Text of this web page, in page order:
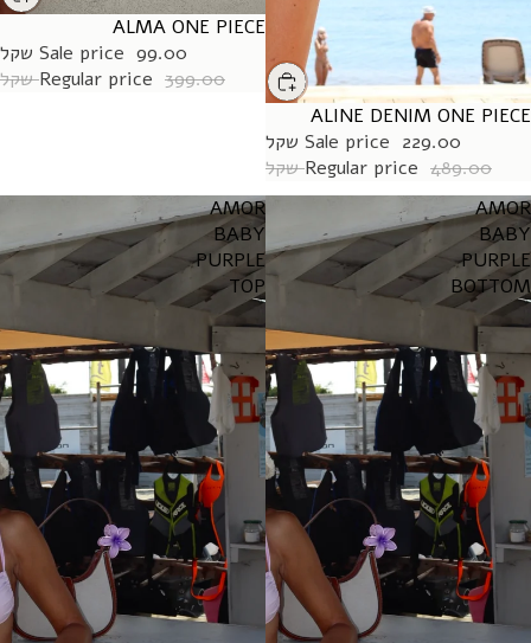
SALE
ALINE DENIM ONE PIECE
Sale price 229.00 שקל
Regular price 489.00 שקל
SALE
ALMA ONE PIECE
Sale price 99.00 שקל
Regular price 399.00 שקל
AMOR
BABY
PURPLE
BOTTOM
AMOR
BABY
PURPLE
TOP